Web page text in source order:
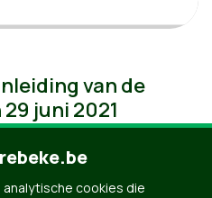
van de
juni 2021
cookies die